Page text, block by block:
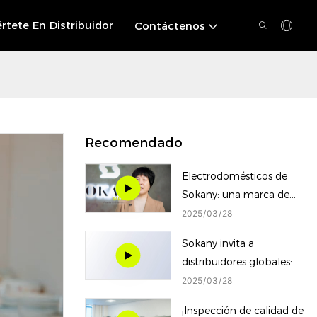
En Distribuidor Contáctenos
Recomendado
Electrodomésticos de
Sokany: una marca de
pequeños
innovadores e
innovadores
2025 03 28
Sokany invita a
distribuidores globales:
socios juntos para
2025 03 28
¡Inspección de calidad de